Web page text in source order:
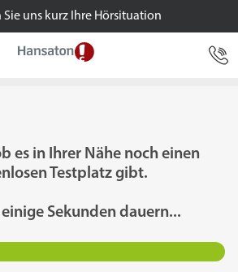
Sie uns kurz Ihre Hörsituation
schon ein Hörgerät?